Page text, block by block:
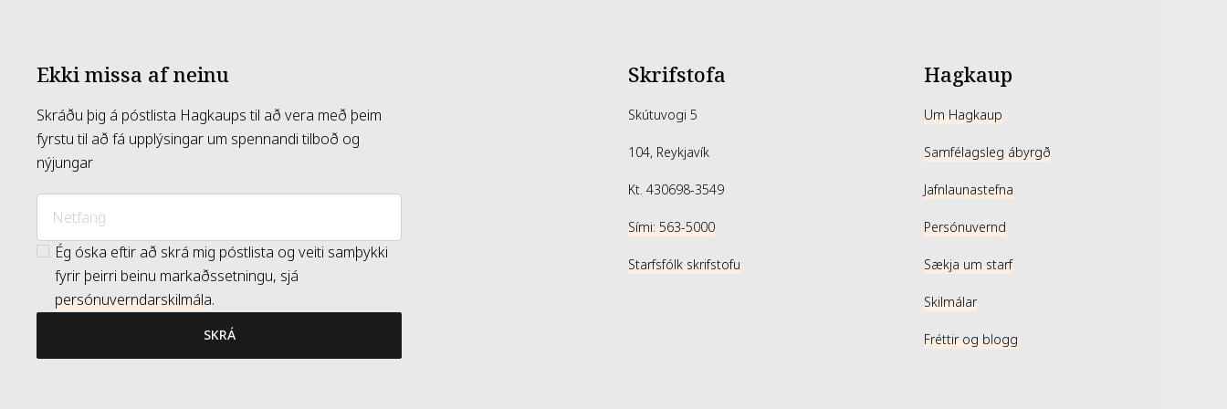
Ekki missa af neinu
Skráðu þig á póstlista Hagkaups til að vera með þeim
fyrstu til að fá upplýsingar um spennandi tilboð og
nýjungar
Ég óska eftir að skrá mig póstlista og veiti samþykki
fyrir þeirri beinu markaðssetningu, sjá
persónuverndarskilmála.
SKRÁ
Skrifstofa
Skútuvogi 5
104, Reykjavík
Kt. 430698-3549
Sími: 563-5000
Starfsfólk skrifstofu
Hagkaup
Um Hagkaup
Samfélagsleg ábyrgð
Jafnlaunastefna
Persónuvernd
Sækja um starf
Skilmálar
Fréttir og blogg